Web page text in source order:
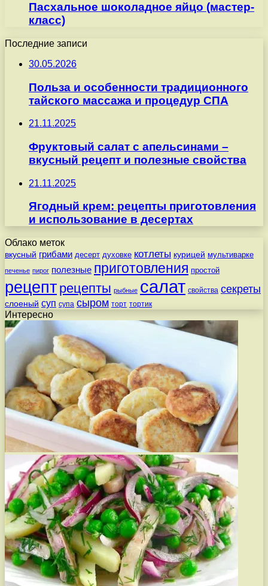
Пасхальное шоколадное яйцо (мастер-
класс)
Последние записи
30.05.2026
Польза и особенности традиционного
тайского массажа и процедур СПА
21.11.2025
Фруктовый салат с апельсинами –
вкусный рецепт и полезные свойства
21.11.2025
Ягодный крем: рецепты приготовления
и использование в десертах
Облако меток
вкусный грибами десерт духовке котлеты курицей мультиварке
печенье пирог полезные приготовления простой
рецепт рецепты рыбные салат свойства секреты
слоеный суп супа сыром торт тортик
Интересно